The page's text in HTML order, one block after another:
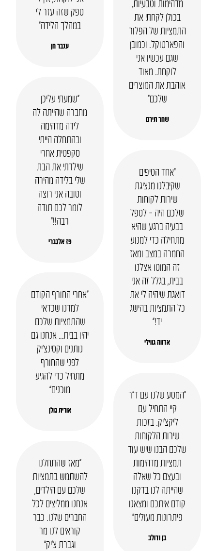
ספק שזה עזר לי
במהלך הלידה”
ענבר חן
מדהימות וטבעיות,
בכולן לקחתי את
התמציות של הפלור
והפארטוקל. וכמובן
שגם עכשיו אני
לוקחת. מאוד
אוהבת את המוצרים
שלכם”
שחר תירם
“שמעתי עליכן
מחברה שהייתה לה
לידה מדהימה
ובהתחלה הייתי
סקפטית אחרי
שילדתי את הבת
שלי בלידה מהירה
וטובה אני רוצה
לומר לכם תודה
רבה!!”
פז אלגברי
“אחד הטיפים
שקיבלנו מנציגת
שירות לקוחות
שלכם היה – לטפל
בבעיה ברגע שהיא
מתחילה כדי למנוע
החמרה במצב ומאז
זה המוטו אצלנו
בבית, בגלל זה אני
דואגת שיהיה לי את
כל התמציות בהישג
יד!”
אדווה גווילי
“אחרי החורף הקודם
למדנו שכדאי
שהתמציות שלכם
יהיו בבית… אנחנו גם
נותנים וקסינצ’יק
לפני שהחורף
מתחיל כדי להגיע
מוכנים”
אורית גולן
“המסע שלנו עם ד”ר
קיי התחיל עם
ליקצ’יק. בזכות
שירות הלקוחות
שלכם הבנו שיש עוד
תמציות מדהימות
ובעצם כל שאלה
שהייתה לנו בדקנו
קודם איתכם ומצאנו
פיתרונות מעולים”
בן ודולב
“מאז שהתחלנו
להשתמש בתמציות
שלכם עם הילדים,
אנחנו ממליצים לכל
החברים שלנו. כבר
קוראים לנו מר
וגברת צ’יק”